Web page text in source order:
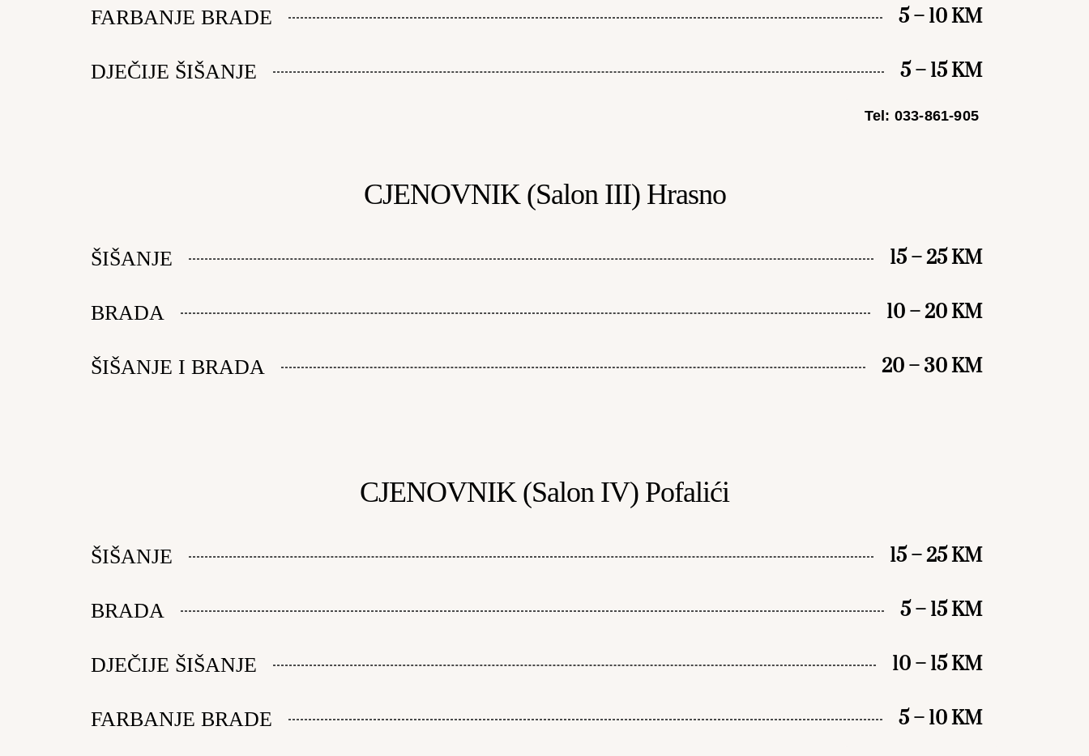
FARBANJE BRADE 5 – 10 KM
DJEČIJE ŠIŠANJE 5 – 15 KM
Tel: 033-861-905
CJENOVNIK (Salon III) Hrasno
ŠIŠANJE 15 – 25 KM
BRADA 10 – 20 KM
ŠIŠANJE I BRADA 20 – 30 KM
CJENOVNIK (Salon IV) Pofalići
ŠIŠANJE 15 – 25 KM
BRADA 5 – 15 KM
DJEČIJE ŠIŠANJE 10 – 15 KM
FARBANJE BRADE 5 – 10 KM